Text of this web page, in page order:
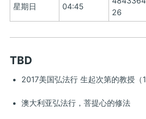
星期日 04:45
26
TBD
2017美国弘法行 生起次第的教授（
澳大利亚弘法行，菩提心的修法